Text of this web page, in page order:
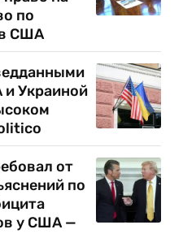
по
США
Украиной
от
по
у США —